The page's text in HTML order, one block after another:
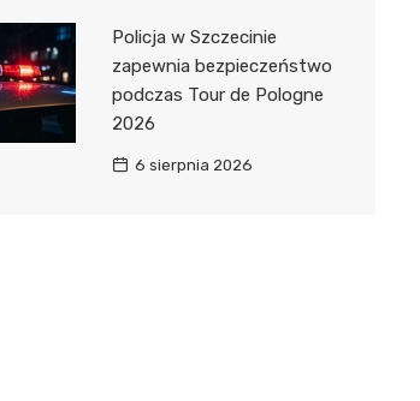
Policja w Szczecinie
zapewnia bezpieczeństwo
podczas Tour de Pologne
2026
6 sierpnia 2026